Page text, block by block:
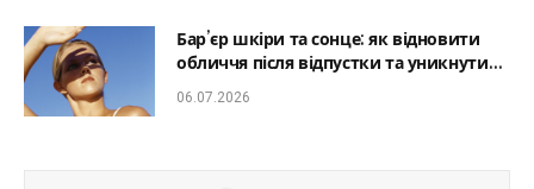
Бар’єр шкіри та сонце: як відновити
обличчя після відпустки та уникнути
фотостаріння
06.07.2026